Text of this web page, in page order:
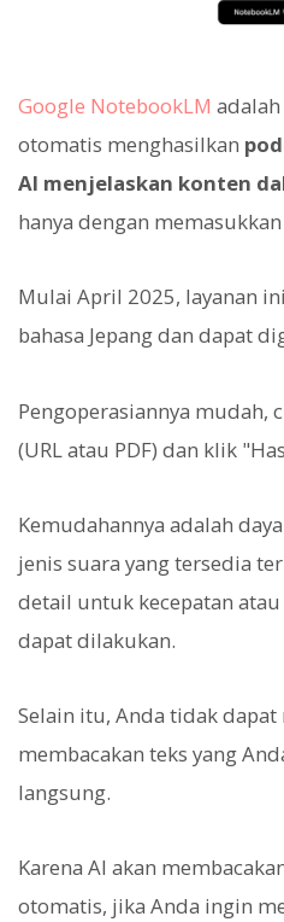
Google NotebookLM adalah
otomatis menghasilkan
AI menjelaskan konten
hanya dengan memasukkan
Mulai April 2025, layanan
bahasa Jepang dan dapat
Pengoperasiannya mudah,
(URL atau PDF) dan klik
Kemudahannya adalah
jenis suara yang tersedia
detail untuk kecepatan
dapat dilakukan.
Selain itu, Anda tidak dapat
membacakan teks yang
langsung.
Karena AI akan
otomatis, jika Anda ingin